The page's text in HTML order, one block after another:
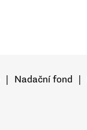
Nadační fond